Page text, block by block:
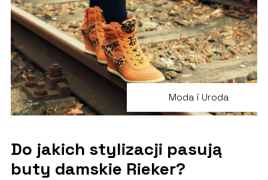
Moda i Uroda
Do jakich stylizacji pasują
buty damskie Rieker?